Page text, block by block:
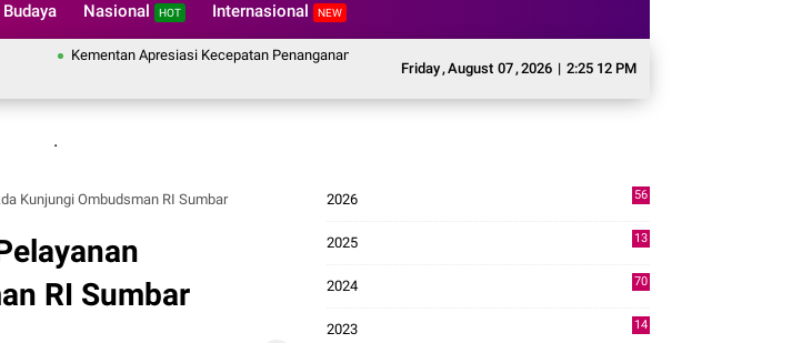
Budaya Nasional HOT Internasional NEW
Friday,August 07,2026 | 2:25 13 PM
Kementan Apresiasi Kecepatan Penanganan Pascabencana Sektor Pertanian Kabupaten Solok, Alokasi Bantuan Irigasi Naik
.
Kunjungi Ombudsman RI Sumbar
RI Sumbar
2026
56
2025
13
2024
70
2023
14